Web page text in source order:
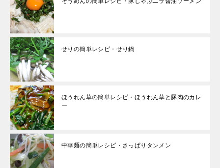
せりの簡単レシピ・せり鍋
ほうれん草の簡単レシピ・ほうれん草と豚肉のカレ
ー
中華麺の簡単レシピ・さっぱりタンメン